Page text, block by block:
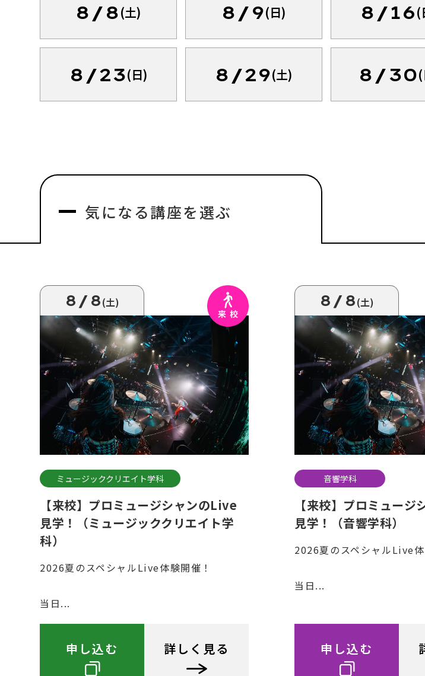
8/8(土) 8/9(日) 8/16(
8/23(日) 8/29(土) 8/30
気になる講座を選ぶ
8/8(土)
ミュージッククリエイト学科
【来校】プロミュージシャンのLive
見学！（ミュージッククリエイト学
科）
2026夏のスペシャルLive体験開催！
当日...
申し込む 詳しく見る
8/8(土)
音響学科
【来校】プロミュー
見学！（音響学科）
2026夏のスペシャルLive体
当日...
申し込む